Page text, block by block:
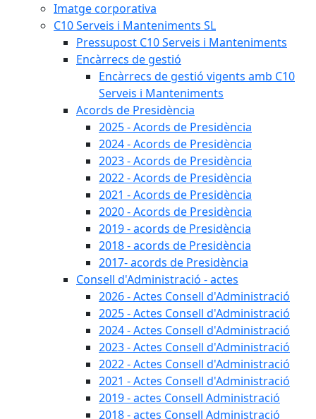
Imatge corporativa
C10 Serveis i Manteniments SL
Pressupost C10 Serveis i Manteniments
Encàrrecs de gestió
Encàrrecs de gestió vigents amb C10
Serveis i Manteniments
Acords de Presidència
2025 - Acords de Presidència
2024 - Acords de Presidència
2023 - Acords de Presidència
2022 - Acords de Presidència
2021 - Acords de Presidència
2020 - Acords de Presidència
2019 - acords de Presidència
2018 - acords de Presidència
2017- acords de Presidència
Consell d'Administració - actes
2026 - Actes Consell d'Administració
2025 - Actes Consell d'Administració
2024 - Actes Consell d'Administració
2023 - Actes Consell d'Administració
2022 - Actes Consell d'Administració
2021 - Actes Consell d'Administració
2019 - actes Consell Administració
2018 - actes Consell Administració